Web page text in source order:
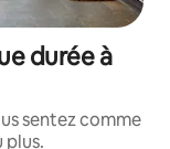
durée à
sentez comme
plus.